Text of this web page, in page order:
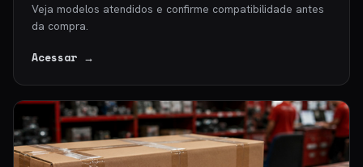
Veja modelos atendidos e confirme compatibilidade antes
da compra.
Acessar →